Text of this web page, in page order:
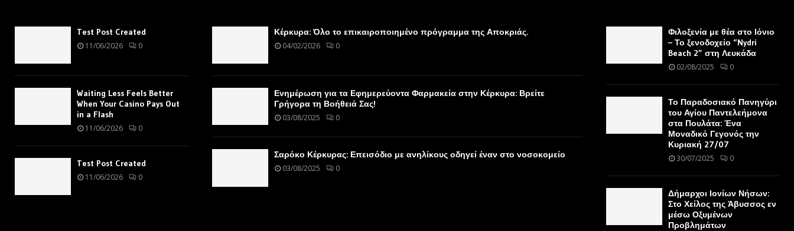
Test Post Created
11/06/2026 0
Waiting Less Feels Better
When Your Casino Pays Out
in a Flash
11/06/2026 0
Test Post Created
11/06/2026 0
Κέρκυρα: Όλο το επικαιροποιημένο πρόγραμμα της Αποκριάς.
04/02/2026 0
Ενημέρωση για τα Εφημερεύοντα Φαρμακεία στην Κέρκυρα: Βρείτε
Γρήγορα τη Βοήθειά Σας!
03/08/2025 0
Σαρόκο Κέρκυρας: Επεισόδιο με ανηλίκους οδηγεί έναν στο νοσοκομείο
03/08/2025 0
Φιλοξενία με θέα στο Ιόνιο
– Το ξενοδοχείο “Nydri
Beach 2” στη Λευκάδα
02/08/2025 0
Το Παραδοσιακό Πανηγύρι
του Αγίου Παντελεήμονα
στα Πουλάτα: Ένα
Μοναδικό Γεγονός την
Κυριακή 27/07
30/07/2025 0
Δήμαρχοι Ιονίων Νήσων:
Στο Χείλος της Άβυσσος εν
μέσω Οξυμένων
Προβλημάτων